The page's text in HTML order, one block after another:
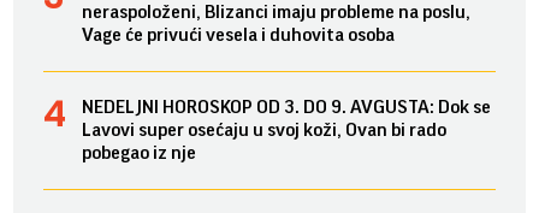
neraspoloženi, Blizanci imaju probleme na poslu,
Vage će privući vesela i duhovita osoba
NEDELJNI HOROSKOP OD 3. DO 9. AVGUSTA: Dok se
Lavovi super osećaju u svoj koži, Ovan bi rado
pobegao iz nje